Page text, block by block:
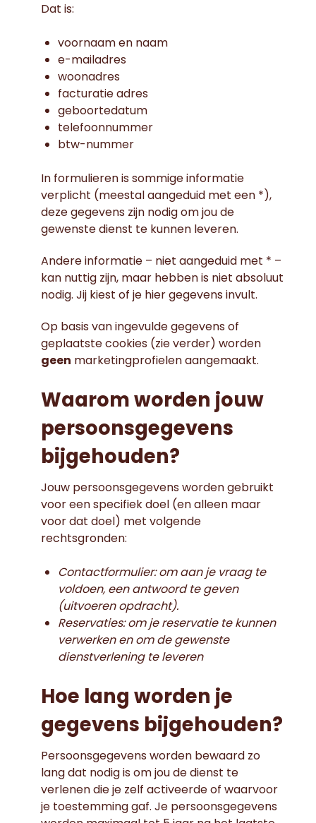
Dat is:
voornaam en naam
e-mailadres
woonadres
facturatie adres
geboortedatum
telefoonnummer
btw-nummer
In formulieren is sommige informatie
verplicht (meestal aangeduid met een *),
deze gegevens zijn nodig om jou de
gewenste dienst te kunnen leveren.
Andere informatie – niet aangeduid met * –
kan nuttig zijn, maar hebben is niet absoluut
nodig. Jij kiest of je hier gegevens invult.
Op basis van ingevulde gegevens of
geplaatste cookies (zie verder) worden
geen marketingprofielen aangemaakt.
Waarom worden jouw
persoonsgegevens
bijgehouden?
Jouw persoonsgegevens worden gebruikt
voor een specifiek doel (en alleen maar
voor dat doel) met volgende
rechtsgronden:
Contactformulier: om aan je vraag te
voldoen, een antwoord te geven
(uitvoeren opdracht).
Reservaties: om je reservatie te kunnen
verwerken en om de gewenste
dienstverlening te leveren
Hoe lang worden je
gegevens bijgehouden?
Persoonsgegevens worden bewaard zo
lang dat nodig is om jou de dienst te
verlenen die je zelf activeerde of waarvoor
je toestemming gaf. Je persoonsgegevens